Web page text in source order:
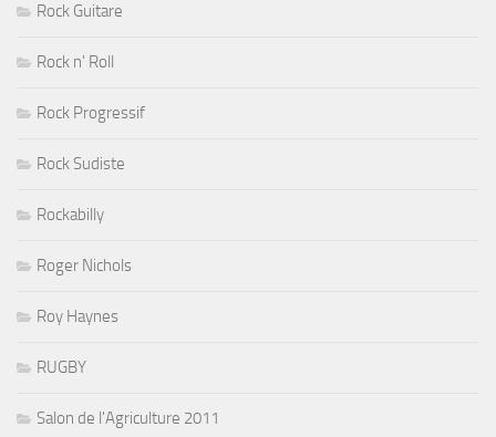
Rock Guitare
Rock n' Roll
Rock Progressif
Rock Sudiste
Rockabilly
Roger Nichols
Roy Haynes
RUGBY
Salon de l'Agriculture 2011